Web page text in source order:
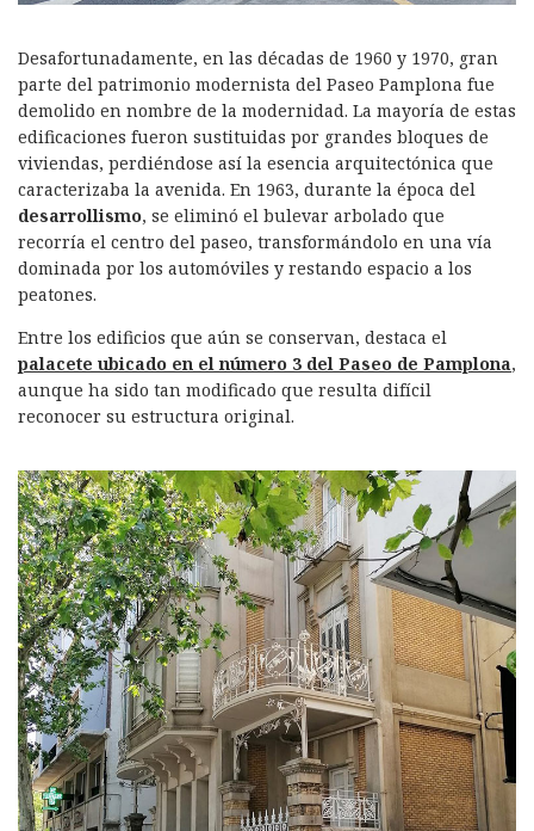
Desafortunadamente, en las décadas de 1960 y 1970, gran
parte del patrimonio modernista del Paseo Pamplona fue
demolido en nombre de la modernidad. La mayoría de estas
edificaciones fueron sustituidas por grandes bloques de
viviendas, perdiéndose así la esencia arquitectónica que
caracterizaba la avenida. En 1963, durante la época del
desarrollismo, se eliminó el bulevar arbolado que
recorría el centro del paseo, transformándolo en una vía
dominada por los automóviles y restando espacio a los
peatones.
Entre los edificios que aún se conservan, destaca el
palacete ubicado en el número 3 del Paseo de Pamplona,
aunque ha sido tan modificado que resulta difícil
reconocer su estructura original.